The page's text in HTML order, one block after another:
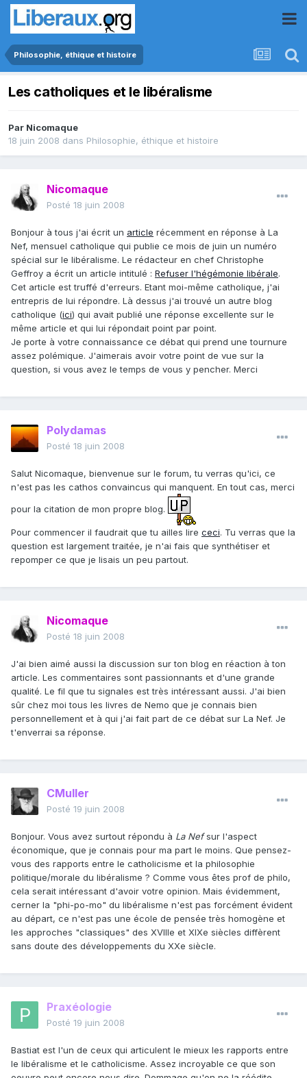
Philosophie, éthique et histoire
Les catholiques et le libéralisme
Par Nicomaque
18 juin 2008 dans Philosophie, éthique et histoire
Nicomaque
Posté 18 juin 2008
Bonjour à tous j'ai écrit un article récemment en réponse à La
Nef, mensuel catholique qui publie ce mois de juin un numéro
spécial sur le libéralisme. Le rédacteur en chef Christophe
Geffroy a écrit un article intitulé : Refuser l'hégémonie libérale.
Cet article est truffé d'erreurs. Etant moi-même catholique, j'ai
entrepris de lui répondre. Là dessus j'ai trouvé un autre blog
catholique (ici) qui avait publié une réponse excellente sur le
même article et qui lui répondait point par point.
Je porte à votre connaissance ce débat qui prend une tournure
assez polémique. J'aimerais avoir votre point de vue sur la
question, si vous avez le temps de vous y pencher. Merci
Polydamas
Posté 18 juin 2008
Salut Nicomaque, bienvenue sur le forum, tu verras qu'ici, ce
n'est pas les cathos convaincus qui manquent. En tout cas, merci
pour la citation de mon propre blog.
Pour commencer il faudrait que tu ailles lire ceci. Tu verras que la
question est largement traitée, je n'ai fais que synthétiser et
repomper ce que je lisais un peu partout.
Nicomaque
Posté 18 juin 2008
J'ai bien aimé aussi la discussion sur ton blog en réaction à ton
article. Les commentaires sont passionnants et d'une grande
qualité. Le fil que tu signales est très intéressant aussi. J'ai bien
sûr chez moi tous les livres de Nemo que je connais bien
personnellement et à qui j'ai fait part de ce débat sur La Nef. Je
t'enverrai sa réponse.
CMuller
Posté 19 juin 2008
Bonjour. Vous avez surtout répondu à La Nefsur l'aspect
économique, que je connais pour ma part le moins. Que pensez-
vous des rapports entre le catholicisme et la philosophie
politique/morale du libéralisme ? Comme vous êtes prof de philo,
cela serait intéressant d'avoir votre opinion. Mais évidemment,
cerner la "phi-po-mo" du libéralisme n'est pas forcément évident
au départ, ce n'est pas une école de pensée très homogène et
les approches "classiques" des XVIIIe et XIXe siècles diffèrent
sans doute des développements du XXe siècle.
Praxéologie
Posté 19 juin 2008
Bastiat est l'un de ceux qui articulent le mieux les rapports entre
le libéralisme et le catholicisme. Assez incroyable ce que son